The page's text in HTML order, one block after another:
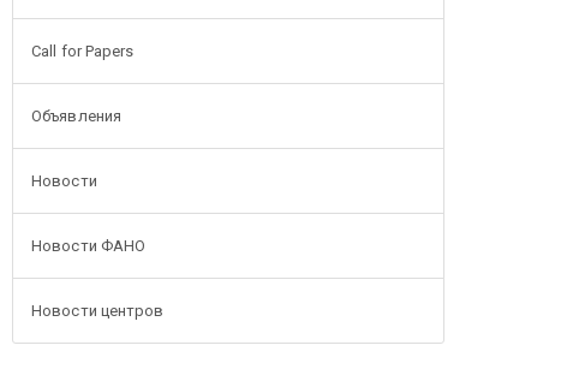
Call for Papers
Объявления
Новости
Новости ФАНО
Новости центров